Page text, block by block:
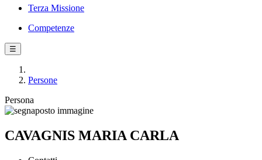
Terza Missione
Competenze
☰
Persone
Persona
CAVAGNIS MARIA CARLA